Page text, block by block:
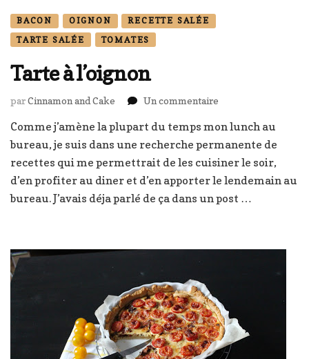
BACON OIGNON
RECETTE SALÉE
TARTE SALÉE
TOMATES
Tarte à l’oignon
parCinnamon and Cake Un commentaire
à
l’oignon
Comme j’amène la plupart du temps mon lunch au
bureau, je suis dans une recherche permanente de
recettes qui me permettrait de les cuisiner le soir,
d’en profiter au diner et d’en apporter le lendemain au
bureau. J’avais déja parlé de ça dans un post …